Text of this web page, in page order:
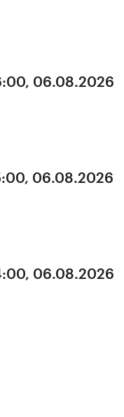
06.08.2026
06.08.2026
06.08.2026